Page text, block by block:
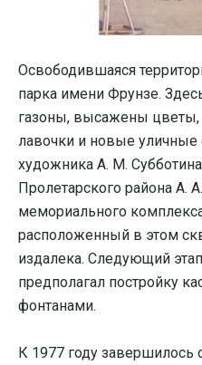
Освободившаяся
парка имени Фрунзе.
газоны, высажены цветы,
лавочки и новые уличные
художника А. М. Субботина
Пролетарского района А.
мемориального
расположенный в этом
издалека. Следующий
предполагал постройку
фонтанами.
К 1977 году завершилось